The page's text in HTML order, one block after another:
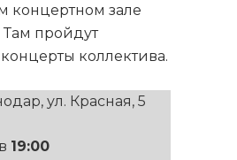
концертном зале
Там пройдут
коллектива.
ул. Красная, 5
в 19:00